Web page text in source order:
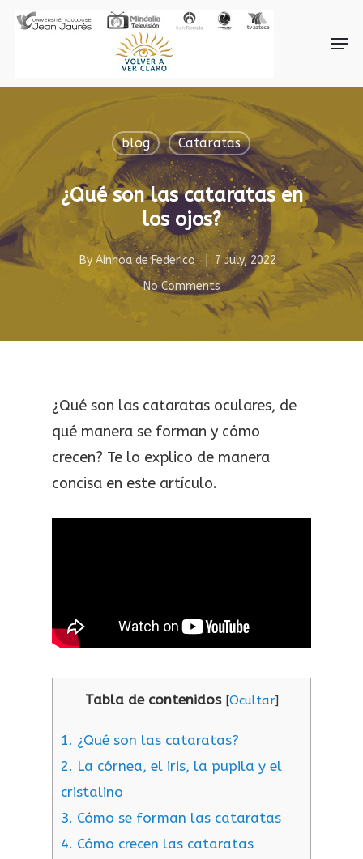
Hit enter to search or ESC to close
blog Cataratas
¿Qué son las cataratas en
los ojos?
By Ainhoa de Federico
7 July, 2022
No Comments
¿Qué son las cataratas oculares, de
qué manera se forman y cómo
crecen? Te lo explico de manera
concisa en este artículo.
Tabla de contenidos [Ocultar]
1. ¿Qué son las cataratas?
2. La córnea, el iris, la pupila y el
cristalino
3. Cómo se forman las cataratas
4. Cómo crecen las cataratas